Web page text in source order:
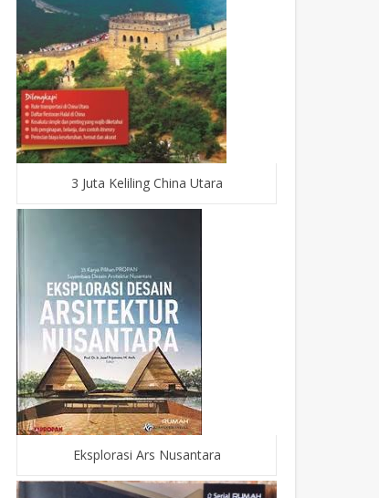
3 Juta Keliling China Utara
Eksplorasi Ars Nusantara